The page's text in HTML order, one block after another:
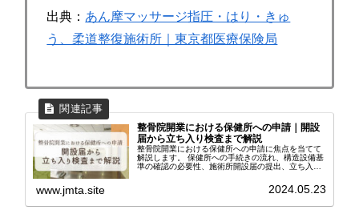
出典： あん摩マッサージ指圧・はり・きゅ
う、柔道整復施術所｜東京都医療保険局
整骨院開業における保健所への申請｜開設
届から立ち入り検査まで解説
整骨院開業における保健所への申請に焦点を当てて
解説します。 保健所への手続きの流れ、構造設備基
準の確認の必要性、施術所開設届の提出、立ち入り
www.jmta.site 2024.05.23